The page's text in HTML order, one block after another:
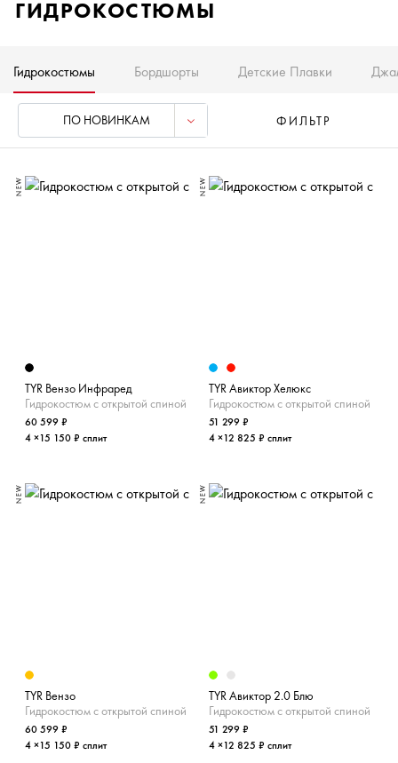
ГИДРОКОСТЮМЫ
Гидрокостюмы Бордшорты Детские Плавки
ПО НОВИНКАМ ФИЛЬТР
NEW
TYR Вензо Инфраред
Гидрокостюм с открытой спиной
60 599 ₽
4 ×15 150 ₽ сплит
NEW
TYR Авиктор Хелюкс
Гидрокостюм с открытой спиной
51 299 ₽
4 ×12 825 ₽ сплит
NEW
TYR Вензо
Гидрокостюм с открытой спиной
60 599 ₽
4 ×15 150 ₽ сплит
NEW
TYR Авиктор 2.0 Блю
Гидрокостюм с открытой спиной
51 299 ₽
4 ×12 825 ₽ сплит